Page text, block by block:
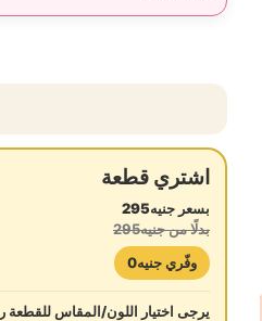
اشتري قطعة
بسعر جنيه295
بدلًا من جنيه295
وفّري جنيه0
يرجى اختيار اللون/المقاس للقطعة